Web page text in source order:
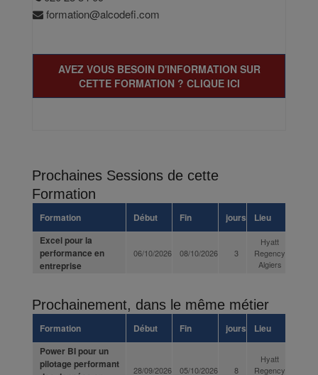
formation@alcodefi.com
AVEZ VOUS BESOIN D'INFORMATION SUR
CETTE FORMATION ? CLIQUE ICI
Prochaines Sessions de cette
Formation
Formation Début Fin jours
Lieu
Excel pour la
performance en
entreprise
06/10/2026 08/10/2026 3
Hyatt
Regency
Algiers
Prochainement, dans le même métier
Formation Début Fin jours
Lieu
Power BI pour un
pilotage performant
28/09/2026 05/10/2026 8
Hyatt
Regency